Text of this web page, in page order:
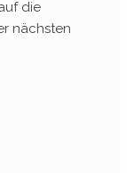
die
nächsten